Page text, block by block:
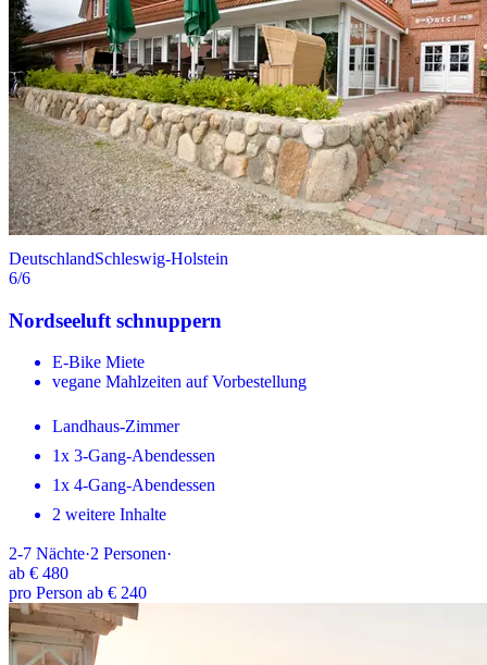
DeutschlandSchleswig-Holstein
6/6
Nordseeluft schnuppern
E-Bike Miete
vegane Mahlzeiten auf Vorbestellung
Landhaus-Zimmer
1x 3-Gang-Abendessen
1x 4-Gang-Abendessen
2 weitere Inhalte
2-7 Nächte·2 Personen·
ab € 480
pro Person ab € 240